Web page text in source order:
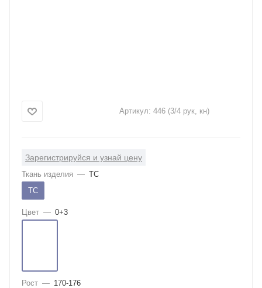
Артикул: 446 (3/4 рук, кн)
Зарегистрируйся и узнай цену
Ткань изделия — ТС
ТС
Цвет — 0+3
Рост — 170-176